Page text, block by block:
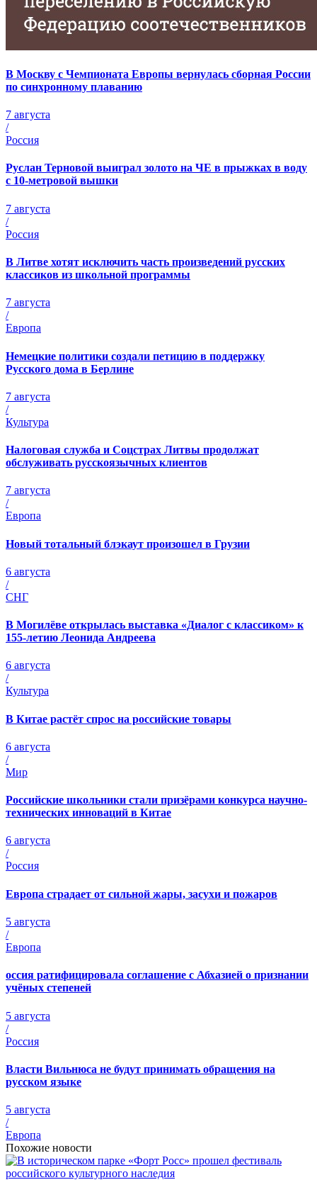
В Москву с Чемпионата Европы вернулась сборная России
по синхронному плаванию
7 августа
/
Россия
Руслан Терновой выиграл золото на ЧЕ в прыжках в воду
с 10-метровой вышки
7 августа
/
Россия
В Литве хотят исключить часть произведений русских
классиков из школьной программы
7 августа
/
Европа
Немецкие политики создали петицию в поддержку
Русского дома в Берлине
7 августа
/
Культура
Налоговая служба и Соцстрах Литвы продолжат
обслуживать русскоязычных клиентов
7 августа
/
Европа
Новый тотальный блэкаут произошел в Грузии
6 августа
/
СНГ
В Могилёве открылась выставка «Диалог с классиком» к
155-летию Леонида Андреева
6 августа
/
Культура
В Китае растёт спрос на российские товары
6 августа
/
Мир
Российские школьники стали призёрами конкурса научно-
технических инноваций в Китае
6 августа
/
Россия
Европа страдает от сильной жары, засухи и пожаров
5 августа
/
Европа
оссия ратифицировала соглашение с Абхазией о признании
учёных степеней
5 августа
/
Россия
Власти Вильнюса не будут принимать обращения на
русском языке
5 августа
/
Европа
Похожие новости